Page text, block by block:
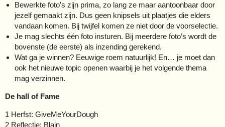
Bewerkte foto’s zijn prima, zo lang ze maar aantoonbaar door
jezelf gemaakt zijn. Dus geen knipsels uit plaatjes die elders
vandaan komen. Bij twijfel komen ze niet door de voorselectie.
Je mag slechts één foto insturen. Bij meerdere foto’s wordt de
bovenste (de eerste) als inzending gerekend.
Wat ga je winnen? Eeuwige roem natuurlijk! En… je moet dan
ook het nieuwe topic openen waarbij je het volgende thema
mag verzinnen.
De hall of Fame
1 Herfst: GiveMeYourDough
2 Reflectie: Blain